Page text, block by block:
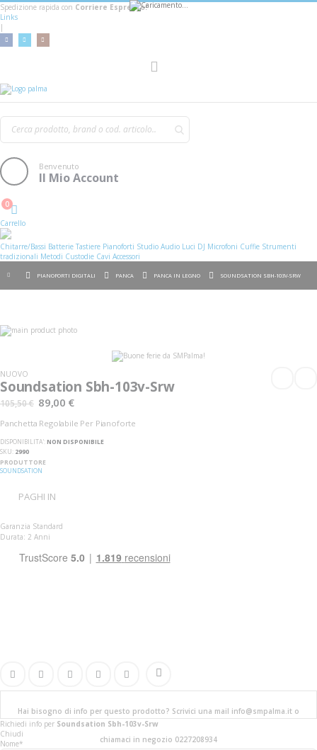
Spedizione rapida con Corriere Espresso!
Links
|
Benvenuto
Il Mio Account
Cart
0
Carrello
Chitarre/Bassi Batterie Tastiere Pianoforti Studio Audio Luci DJ Microfoni Cuffie Strumenti
tradizionali Metodi Custodie Cavi Accessori
PIANOFORTI DIGITALI PANCA PANCA IN LEGNO SOUNDSATION SBH-103V-SRW
Vai
alla
galleria
di
immagini
galleria
di
immagini
NUOVO
Soundsation Sbh-103v-Srw
105,50 € 89,00 €
Panchetta Regolabile Per Pianoforte
DISPONIBILITA':NON DISPONIBILE
SKU 2990
PRODUTTORE
SOUNDSATION
PAGHI IN
Garanzia Standard
Durata: 2 Anni
Hai bisogno di info per questo prodotto? Scrivici una mail info@smpalma.it o
chiamaci in negozio 0227208934
Richiedi info per Soundsation Sbh-103v-Srw
Chiudi
Nome*